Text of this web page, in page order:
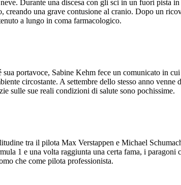
Durante una discesa con gli sci in un fuori pista
una grave contusione al cranio. Dopo un
a lungo in coma farmacologico.
portavoce, Sabine Kehm fece un comunicato in
circostante. A settembre dello stesso anno
sulle sue reali condizioni di salute sono pochissime.
tra il pilota Max Verstappen e Michael
1 e una volta raggiunta una certa fama, i
che come pilota professionista.